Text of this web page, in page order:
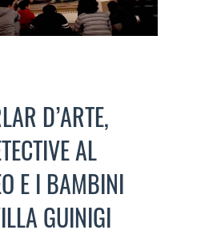
D’ARTE,
AL
E I BAMBINI
GUINIGI